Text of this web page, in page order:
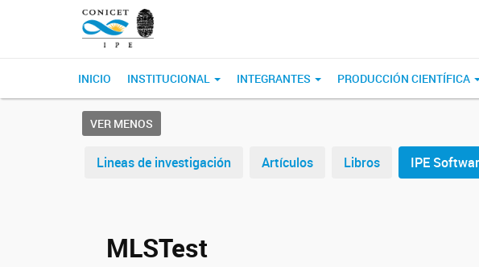
INICIO INSTITUCIONAL INTEGRANTES PRODUCCIÓN CIENTÍFICA
VER MENOS
Lineas de investigación Artículos Libros IPE
MLSTest